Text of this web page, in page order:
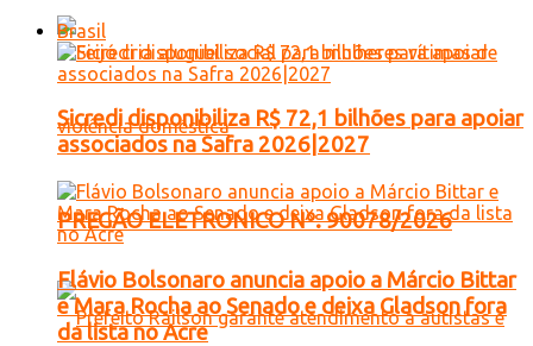
PREGÃO ELETRONICO Nº. 90078/2026
Brasil
Sicredi disponibiliza R$ 72,1 bilhões para apoiar
associados na Safra 2026|2027
Flávio Bolsonaro anuncia apoio a Márcio Bittar
e Mara Rocha ao Senado e deixa Gladson fora
da lista no Acre